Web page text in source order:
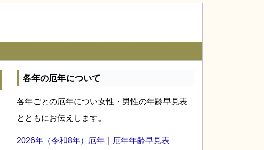
各年の厄年について
各年ごとの厄年につい女性・男性の年齢早見表
とともにお伝えします。
2026年（令和8年）厄年｜厄年年齢早見表